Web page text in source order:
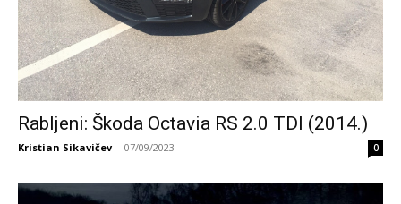
Rabljeni: Škoda Octavia RS 2.0 TDI (2014.)
Kristian Sikavičev - 07/09/2023 0